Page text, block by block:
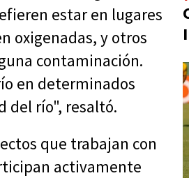
estar en lugares
oxigenadas, y otros
contaminación.
en determinados
del río", resaltó.
que trabajan con
activamente